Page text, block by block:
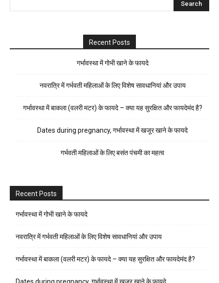
Recent Posts
गर्भावस्था में गोभी खाने के फायदे
नवरात्रि में गर्भवती महिलाओं के लिए विशेष सावधानियां और उपाय
गर्भावस्था में बाकला (वलरी मटर) के फायदे – क्या यह सुरक्षित और फायदेमंद है?
Dates during pregnancy, गर्भावस्था में खजूर खाने के फायदे
गर्भवती महिलाओं के लिए बसंत पंचमी का महत्व
Recent Posts
गर्भावस्था में गोभी खाने के फायदे
नवरात्रि में गर्भवती महिलाओं के लिए विशेष सावधानियां और उपाय
गर्भावस्था में बाकला (वलरी मटर) के फायदे – क्या यह सुरक्षित और फायदेमंद है?
Dates during pregnancy, गर्भावस्था में खजूर खाने के फायदे